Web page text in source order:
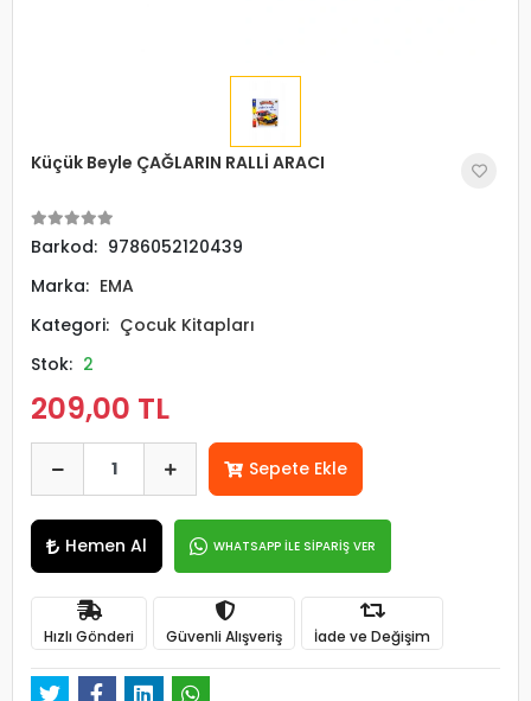
Küçük Beyle ÇAĞLARIN RALLİ ARACI
Barkod: 9786052120439
Marka: EMA
Kategori: Çocuk Kitapları
Stok: 2
209,00 TL
Sepete Ekle
Hemen Al WHATSAPP İLE SİPARİŞ VER
Hızlı Gönderi Güvenli Alışveriş İade ve Değişim